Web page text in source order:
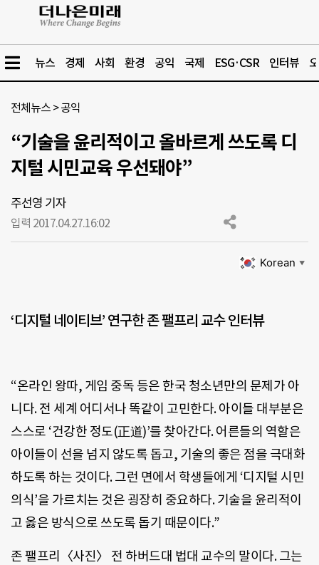
뉴스 경제 사회 환경 공익 국제 ESG·CSR 인터뷰
전체뉴스 >공익
“기술을 윤리적이고 올바르게 쓰도록 디
지털 시민교육 우선돼야”
주선영 기자
입력 2017.04.27.16:02
Korean ▼
‘디지털 네이티브’ 연구한 존 팰프리 교수 인터뷰
“온라인 왕따, 게임 중독 등은 한국 청소년만의 문제가 아
니다. 전 세계 어디서나 똑같이 고민한다. 아이들 대부분은
스스로 ‘건강한 정도(正道)’를 찾아간다. 어른들의 역할은
아이들이 선을 넘지 않도록 돕고, 기술의 좋은 점을 극대화
하도록 하는 것이다. 그런 면에서 학생들에게 ‘디지털 시민
의식’을 가르치는 것은 굉장히 중요하다. 기술을 윤리적이
고 옳은 방식으로 쓰도록 돕기 때문이다.”
존 팰프리〈사진〉 전 하버드대 법대 교수의 말이다. 그는